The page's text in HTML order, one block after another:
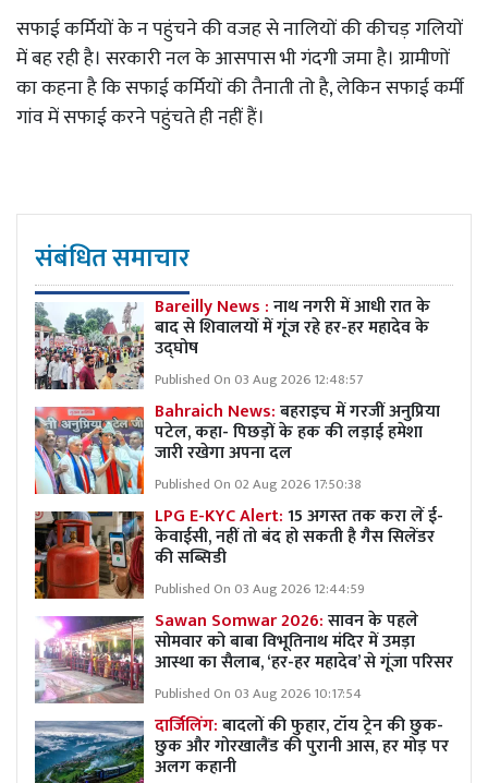
सफाई कर्मियों के न पहुंचने की वजह से नालियों की कीचड़ गलियों
में बह रही है। सरकारी नल के आसपास भी गंदगी जमा है। ग्रामीणों
का कहना है कि सफाई कर्मियों की तैनाती तो है, लेकिन सफाई कर्मी
गांव में सफाई करने पहुंचते ही नहीं हैं।
संबंधित समाचार
Bareilly News :नाथ नगरी में आधी रात के
बाद से शिवालयों में गूंज रहे हर-हर महादेव के
उद्घोष
Published On 03 Aug 2026 12:48:57
Bahraich News:बहराइच में गरजीं अनुप्रिया
पटेल, कहा- पिछड़ों के हक की लड़ाई हमेशा
जारी रखेगा अपना दल
Published On 02 Aug 2026 17:50:38
LPG E-KYC Alert:15 अगस्त तक करा लें ई-
केवाईसी, नहीं तो बंद हो सकती है गैस सिलेंडर
की सब्सिडी
Published On 03 Aug 2026 12:44:59
Sawan Somwar 2026:सावन के पहले
सोमवार को बाबा विभूतिनाथ मंदिर में उमड़ा
आस्था का सैलाब, ‘हर-हर महादेव’ से गूंजा परिसर
Published On 03 Aug 2026 10:17:54
दार्जिलिंग:बादलों की फुहार, टॉय ट्रेन की छुक-
छुक और गोरखालैंड की पुरानी आस, हर मोड़ पर
अलग कहानी